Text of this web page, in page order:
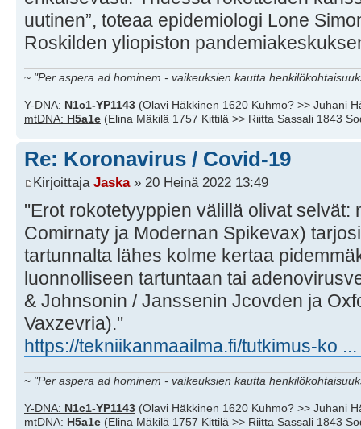
uutinen”, toteaa epidemiologi Lone
Roskilden yliopiston
~ "Per aspera ad hominem - vaikeuksien kautta
Y-DNA: N1c1-YP1143 (Olavi Häkkinen 1620 Kuhmo? >> Juhani
mtDNA: H5a1e (Elina Mäkilä 1757 Kittilä >> Riitta Sassali 1843
Re: Koronavirus / Covid-19
Kirjoittaja Jaska» 20 Heinä 2022 13:49
"Erot rokotetyyppien välillä olivat selvät:
Comirnaty ja Modernan Spikevax)
tartunnalta lähes kolme kertaa
luonnolliseen tartuntaan tai
& Johnsonin / Janssenin Jcovden ja
Vaxzevria)."
https://tekniikanmaailma.fi/tutkimus-ko
~ "Per aspera ad hominem - vaikeuksien kautta
Y-DNA: N1c1-YP1143 (Olavi Häkkinen 1620 Kuhmo? >> Juhani
mtDNA: H5a1e (Elina Mäkilä 1757 Kittilä >> Riitta Sassali 1843